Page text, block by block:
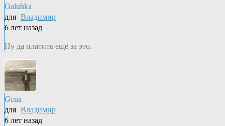
Galuhka
для Владимир
6 лет назад
Ну да платить ещё за это.
Gena
для Владимир
6 лет назад